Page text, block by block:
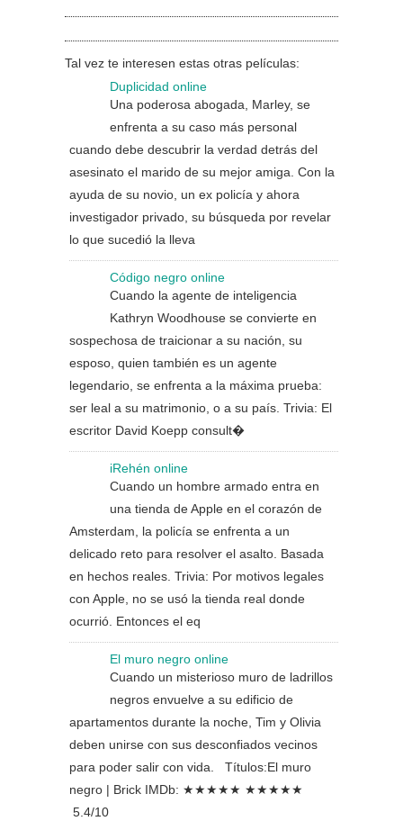
Tal vez te interesen estas otras películas:
Duplicidad online
Una poderosa abogada, Marley, se
enfrenta a su caso más personal
cuando debe descubrir la verdad detrás del
asesinato el marido de su mejor amiga. Con la
ayuda de su novio, un ex policía y ahora
investigador privado, su búsqueda por revelar
lo que sucedió la lleva
Código negro online
Cuando la agente de inteligencia
Kathryn Woodhouse se convierte en
sospechosa de traicionar a su nación, su
esposo, quien también es un agente
legendario, se enfrenta a la máxima prueba:
ser leal a su matrimonio, o a su país. Trivia: El
escritor David Koepp consult�
iRehén online
Cuando un hombre armado entra en
una tienda de Apple en el corazón de
Amsterdam, la policía se enfrenta a un
delicado reto para resolver el asalto. Basada
en hechos reales. Trivia: Por motivos legales
con Apple, no se usó la tienda real donde
ocurrió. Entonces el eq
El muro negro online
Cuando un misterioso muro de ladrillos
negros envuelve a su edificio de
apartamentos durante la noche, Tim y Olivia
deben unirse con sus desconfiados vecinos
para poder salir con vida. Títulos:El muro
negro | Brick IMDb: ★★★★★ ★★★★★
5.4/10